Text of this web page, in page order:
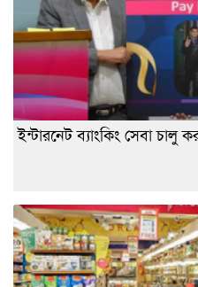
ইন্টারনেট ব্যাংকিং সেবা চালু